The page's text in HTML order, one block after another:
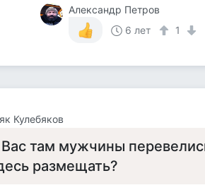
Александр Петров
6 лет
1
Кулебяков
там мужчины
размещать?